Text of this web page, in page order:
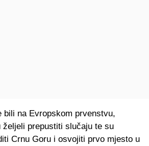
bili na Evropskom prvenstvu,
željeli prepustiti slučaju te su
Crnu Goru i osvojiti prvo mjesto u